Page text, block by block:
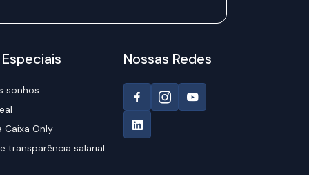
sonhos
Caixa Only
transparência salarial
Nossas Redes